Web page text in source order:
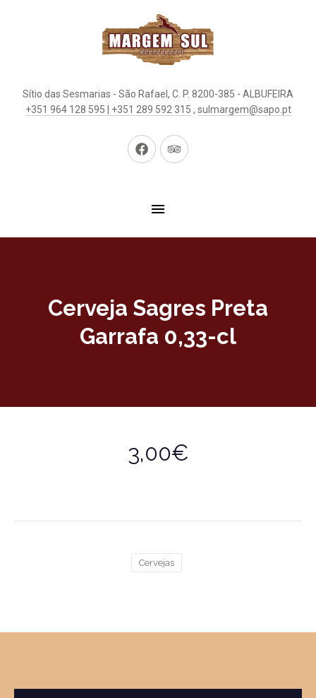
Sítio das Sesmarias - São Rafael, C. P. 8200-385 - ALBUFEIRA
+351 964 128 595 | +351 289 592 315 , sulmargem@sapo.pt
New
New
Cerveja Sagres Preta
Garrafa 0,33-cl
3,00€
Cervejas